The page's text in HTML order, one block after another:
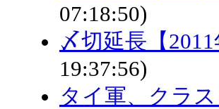
07:18:50)
〆切延長【
19:37:56)
タイ軍、クラ